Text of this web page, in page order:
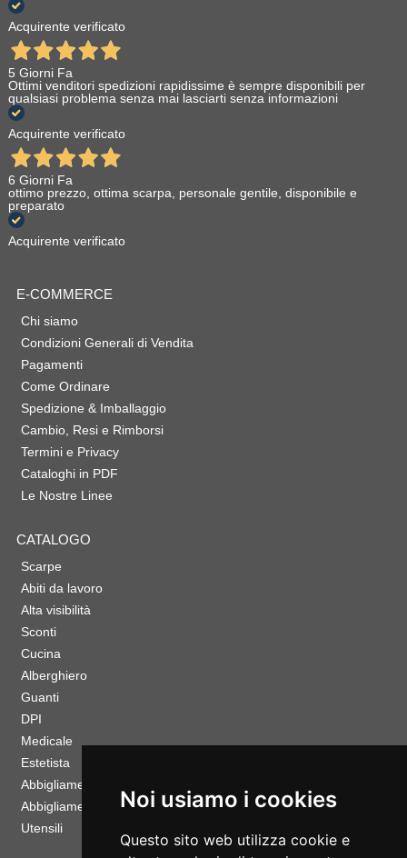
Noi usiamo i cookies
Questo sito web utilizza cookie e
Acquirente verificato
5 Giorni Fa
Ottimi venditori spedizioni rapidissime è sempre disponibili per
qualsiasi problema senza mai lasciarti senza informazioni
Acquirente verificato
6 Giorni Fa
ottimo prezzo, ottima scarpa, personale gentile, disponibile e
preparato
Acquirente verificato
E-COMMERCE
Chi siamo
Condizioni Generali di Vendita
Pagamenti
Come Ordinare
Spedizione & Imballaggio
Cambio, Resi e Rimborsi
Termini e Privacy
Cataloghi in PDF
Le Nostre Linee
CATALOGO
Scarpe
Abiti da lavoro
Alta visibilità
Sconti
Cucina
Alberghiero
Guanti
DPI
Medicale
Estetista
Abbigliamento Sportivo
Abbigliamento Bambino
Utensili